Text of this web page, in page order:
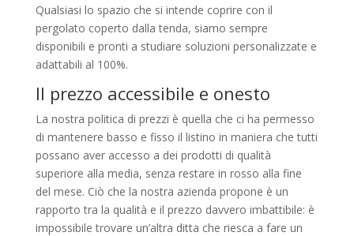
Qualsiasi lo spazio che si intende coprire con il
pergolato coperto dalla tenda, siamo sempre
disponibili e pronti a studiare soluzioni personalizzate e
adattabili al 100%.
Il prezzo accessibile e onesto
La nostra politica di prezzi è quella che ci ha permesso
di mantenere basso e fisso il listino in maniera che tutti
possano aver accesso a dei prodotti di qualità
superiore alla media, senza restare in rosso alla fine
del mese. Ciò che la nostra azienda propone è un
rapporto tra la qualità e il prezzo davvero imbattibile: è
impossibile trovare un’altra ditta che riesca a fare un